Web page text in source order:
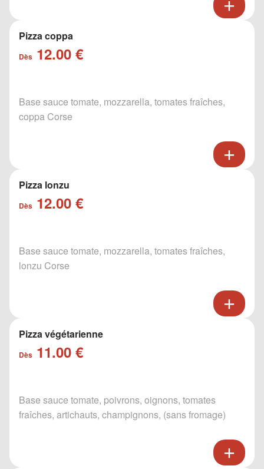
Pizza coppa
Dès 12.00 €
Base sauce tomate, mozzarella, tomates fraîches,
coppa Corse
Pizza lonzu
Dès 12.00 €
Base sauce tomate, mozzarella, tomates fraîches,
lonzu Corse
Pizza végétarienne
Dès 11.00 €
Base sauce tomate, poivrons, oignons, tomates
fraîches, artichauts, champignons, (sans fromage)